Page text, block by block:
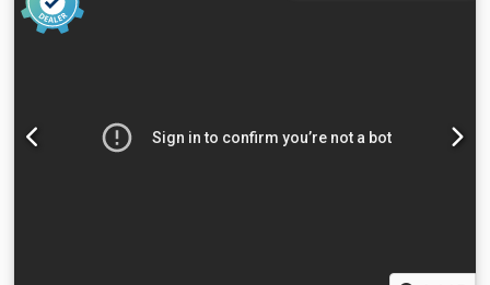
informações. Rolo compactador, Bomag BW 219 DH-4, Ano
de fabricação: 2013, Horas de operação: 6.523h,
kW / 204 cv, Rotação nominal: 2.200 rpm, Tamanho do
pneu: 800/60 R24 10.9, Velocidade máxima: 13 km/h,